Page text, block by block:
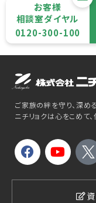
お客様
相談室ダイヤル
0120-300-100
ご家族の絆を守り、深める
ニチリョクは心をこめて